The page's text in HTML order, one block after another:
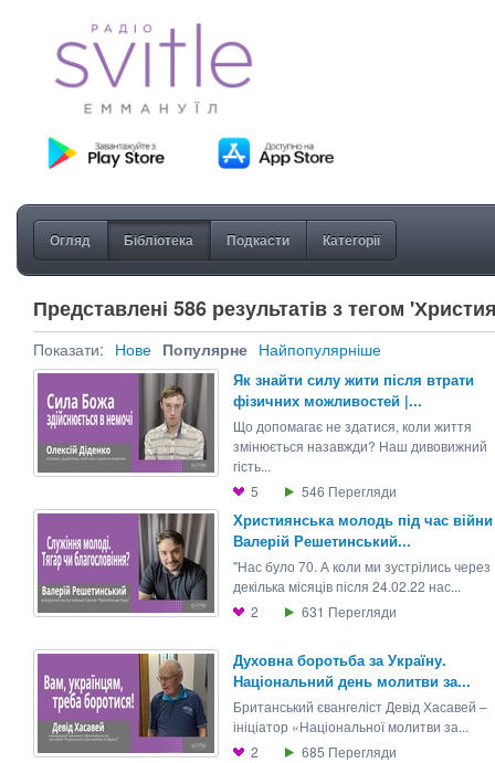
Огляд Бібліотека Подкасти Категорії
Представлені 586 результатів з тегом
Показати: Нове Популярне Найпопулярніше
Як знайти силу жити після втрати
фізичних можливостей |...
Що допомагає не здатися, коли життя
змінюється назавжди? Наш дивовижний
гість...
5
546 Перегляди
Християнська молодь під час
Валерій Решетинський...
"Нас було 70. А коли ми зустрілись через
декілька місяців після 24.02.22 нас...
2
631 Перегляди
Духовна боротьба за Україну.
Національний день молитви за...
Британський євангеліст Девід Хасавей –
ініціатор «Національної молитви за...
2
685 Перегляди